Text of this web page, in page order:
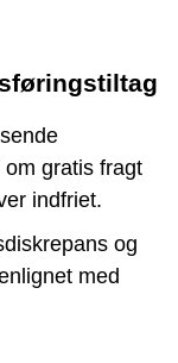
gratis fragt
indfriet.
og
med